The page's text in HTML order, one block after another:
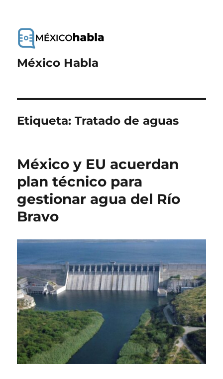
México Habla
Etiqueta:Tratado de aguas
México y EU acuerdan
plan técnico para
gestionar agua del Río
Bravo